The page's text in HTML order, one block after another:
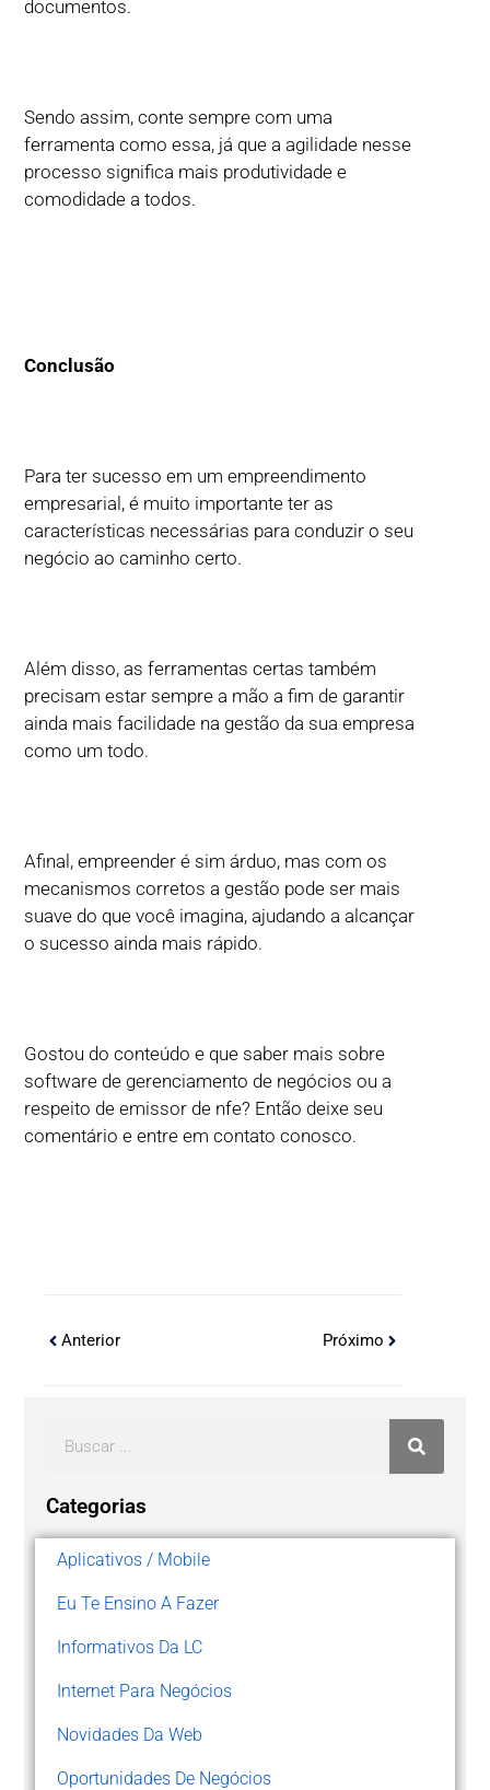
documentos.
Sendo assim, conte sempre com uma
ferramenta como essa, já que a agilidade nesse
processo significa mais produtividade e
comodidade a todos.
Conclusão
Para ter sucesso em um empreendimento
empresarial, é muito importante ter as
características necessárias para conduzir o seu
negócio ao caminho certo.
Além disso, as ferramentas certas também
precisam estar sempre a mão a fim de garantir
ainda mais facilidade na gestão da sua empresa
como um todo.
Afinal, empreender é sim árduo, mas com os
mecanismos corretos a gestão pode ser mais
suave do que você imagina, ajudando a alcançar
o sucesso ainda mais rápido.
Gostou do conteúdo e que saber mais sobre
software de gerenciamento de negócios ou a
respeito de emissor de nfe? Então deixe seu
comentário e entre em contato conosco.
Anterior Próximo
Categorias
Aplicativos / Mobile
Eu Te Ensino A Fazer
Informativos Da LC
Internet Para Negócios
Novidades Da Web
Oportunidades De Negócios